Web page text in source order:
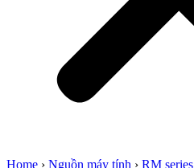
Home › Nguồn máy tính › RM series